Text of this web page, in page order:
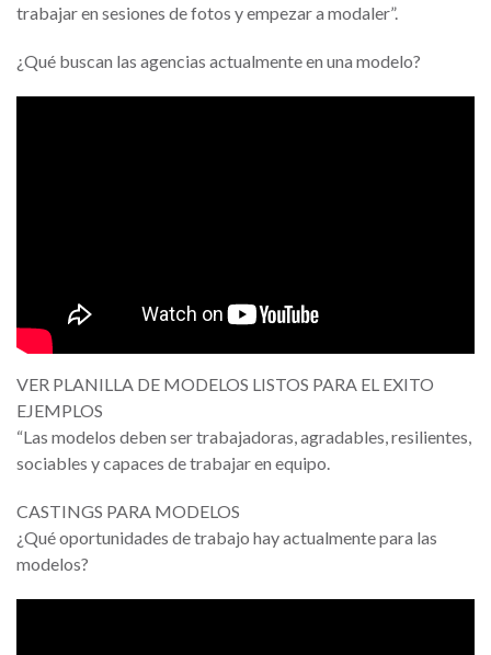
trabajar en sesiones de fotos y empezar a modaler”.
¿Qué buscan las agencias actualmente en una modelo?
VER PLANILLA DE MODELOS LISTOS PARA EL EXITO
EJEMPLOS
“Las modelos deben ser trabajadoras, agradables, resilientes,
sociables y capaces de trabajar en equipo.
CASTINGS PARA MODELOS
¿Qué oportunidades de trabajo hay actualmente para las
modelos?